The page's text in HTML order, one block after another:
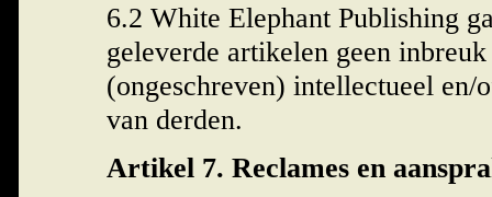
6.2 White Elephant Publishing
geleverde artikelen geen
(ongeschreven) intellectueel en/
van derden.
Artikel 7. Reclames en